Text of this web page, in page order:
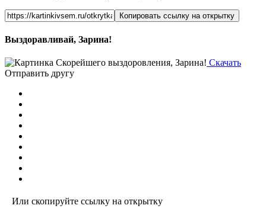
Копировать ссылку на открытку
Выздоравливай, Зарина!
Скачать
Отправить другу
Или скопируйте ссылку на открытку